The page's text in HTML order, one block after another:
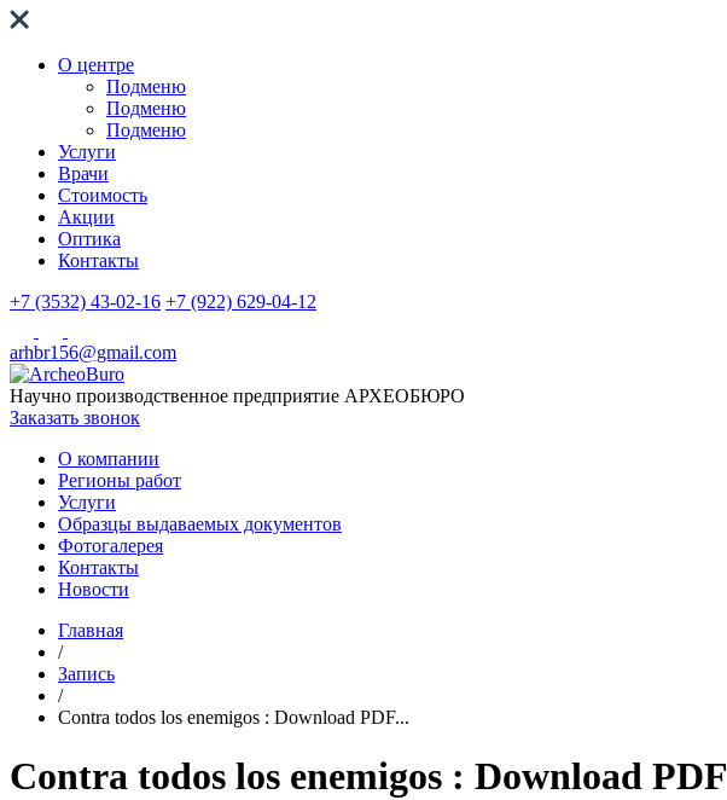
О центре
Подменю
Подменю
Подменю
Услуги
Врачи
Стоимость
Акции
Оптика
Контакты
+7 (3532) 43-02-16 +7 (922) 629-04-12
arhbr156@gmail.com
Научно производственное предприятие АРХЕОБЮРО
Заказать звонок
О компании
Регионы работ
Услуги
Образцы выдаваемых документов
Фотогалерея
Контакты
Новости
Главная
/
Запись
/
Contra todos los enemigos : Download PDF...
Contra todos los enemigos : Download PDF